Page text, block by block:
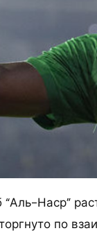
“Аль-Наср”
по